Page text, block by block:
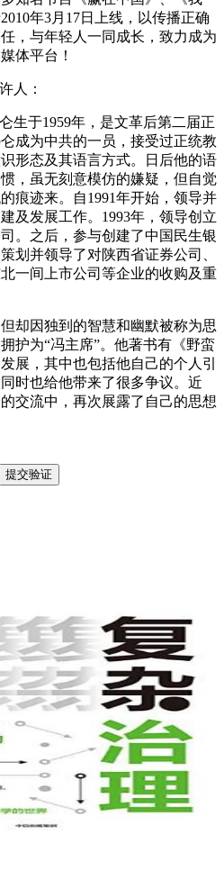
年3月17日上线，以传播正确
，与年轻人一同成长，致力成为
体平台！
人：
生于1959年，是文革后第二届正
成为中共的一员，接受过正统教
形态及其语言方式。日后他的语
，虽无刻意模仿的嫌疑，但自觉
痕迹来。自1991年开始，领导并
及发展工作。1993年，领导创立
。之后，参与创建了中国民生银
划并领导了对陕西省证券公司、
一间上市公司等企业的收购及重
却因独到的智慧和幽默被称为思
护为“冯主席”。他著书有《野蛮
展，其中也包括他自己的个人引
时也给他带来了很多争议。近
交流中，再次展露了自己的思想
提交验证